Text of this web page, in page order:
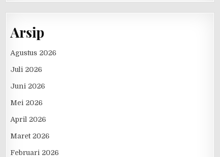
Arsip
Agustus 2026
Juli 2026
Juni 2026
Mei 2026
April 2026
Maret 2026
Februari 2026